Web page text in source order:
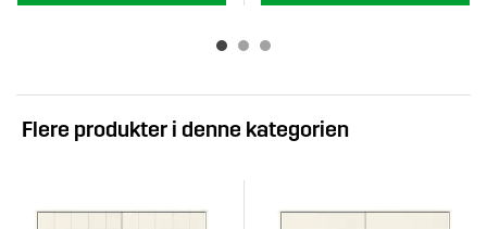
Flere produkter i denne kategorien